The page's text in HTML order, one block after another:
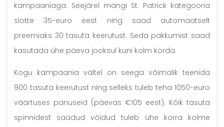
kampaaniaga. Seejärel mängi St. Patrick kategooria
slotte 35-euro eest ning saad automaatselt
preemiaks 30 tasuta keerutust. Seda pakkumist saad
kasutada ühe päeva jooksul kuni kolm korda.
Kogu kampaania vältel on seega võimalik teenida
900 tasuta keerutust ning selleks tuleb teha 1050-euro
väärtuses panuseid (päevas €105 eest). Kõik tasuta
spinnidest saadud võidud tuleb ühe korra kolme